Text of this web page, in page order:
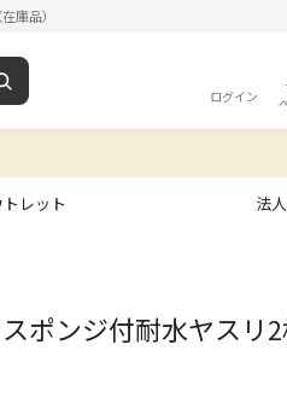
庫品）
ログイン
レット 法
ポンジ付耐水ヤスリ